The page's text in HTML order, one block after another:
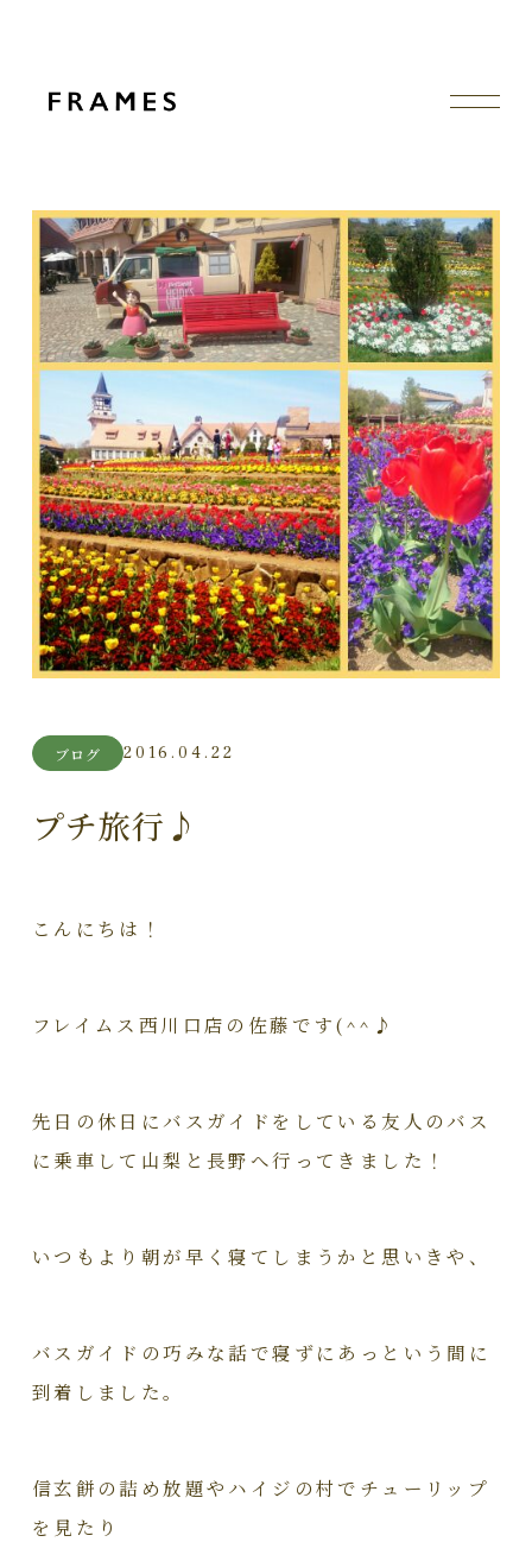
ブログ 2016.04.22
プチ旅行♪
こんにちは！
フレイムス西川口店の佐藤です(^^♪
先日の休日にバスガイドをしている友人のバス
に乗車して山梨と長野へ行ってきました！
いつもより朝が早く寝てしまうかと思いきや、
バスガイドの巧みな話で寝ずにあっという間に
到着しました。
信玄餅の詰め放題やハイジの村でチューリップ
を見たり